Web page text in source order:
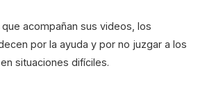
acompañan sus videos, los
por la ayuda y por no juzgar a los
situaciones difíciles.